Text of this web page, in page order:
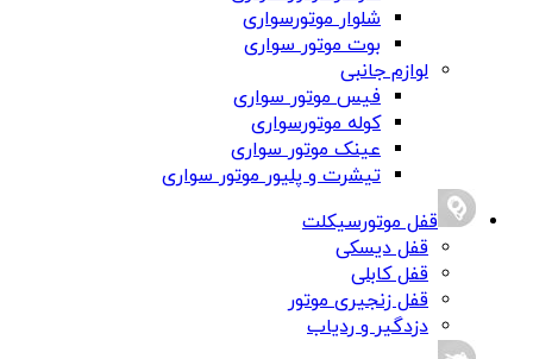
شلوار موتورسواری
بوت موتور سواری
لوازم جانبی
فیس موتور سواری
کوله موتورسواری
عینک موتور سواری
تیشرت و پلیور موتور سواری
قفل موتورسیکلت
قفل دیسکی
قفل کابلی
قفل زنجیری موتور
دزدگیر و ردیاب